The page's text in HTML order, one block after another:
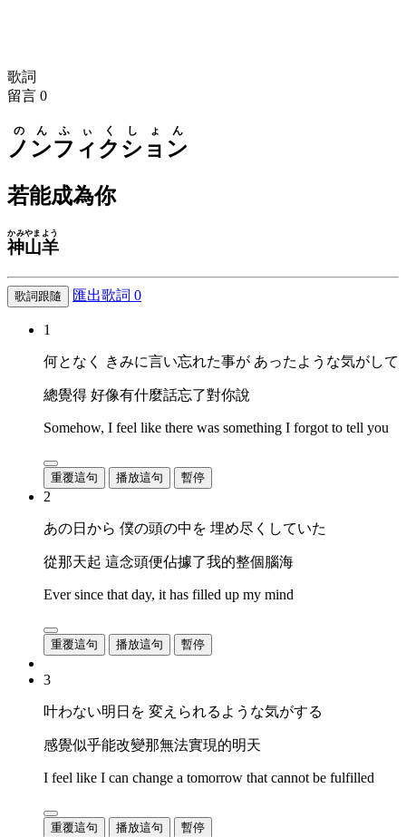
歌詞
留言 0
ノンフィクション
のんふぃくしょん
若能成為你
神山
かみやま
羊
よう
歌詞跟隨 匯出歌詞 0
1
何となく きみに言い忘れた事が あったような気がして
總覺得 好像有什麼話忘了對你說
Somehow, I feel like there was something I forgot to tell you
重覆這句 播放這句 暫停
2
あの日から 僕の頭の中を 埋め尽くしていた
從那天起 這念頭便佔據了我的整個腦海
Ever since that day, it has filled up my mind
重覆這句 播放這句 暫停
3
叶わない明日を 変えられるような気がする
感覺似乎能改變那無法實現的明天
I feel like I can change a tomorrow that cannot be fulfilled
重覆這句 播放這句 暫停